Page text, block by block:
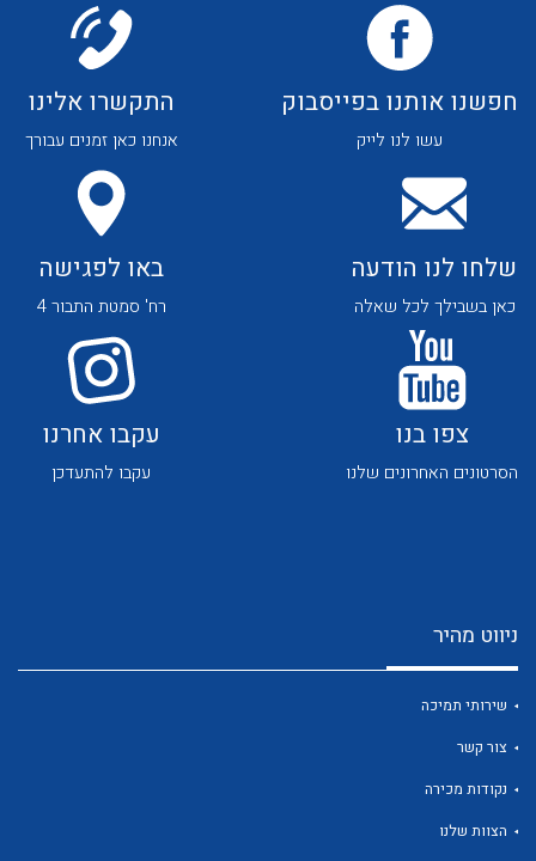
לכל מוצרי היצרן לכל מוצרי היצרן
לכל מוצרי היצרן לכל מוצרי היצרן
לכל מוצרי היצרן
חפשנו אותנו בפייסבוק
עשו לנו לייק
התקשרו אלינו
אנחנו כאן זמנים עבורך
שלחו לנו הודעה
כאן בשבילך לכל שאלה
באו לפגישה
רח' סמטת התבור 4
צפו בנו
הסרטונים האחרונים שלנו
עקבו אחרנו
עקבו להתעדכן
ניווט מהיר
שירותי תמיכה
צור קשר
נקודות מכירה
הצוות שלנו